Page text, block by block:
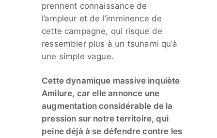
prennent connaissance de
l’ampleur et de l’imminence de
cette campagne, qui risque de
ressembler plus à un tsunami qu’à
une simple vague.
Cette dynamique massive inquiète
Amilure, car elle annonce une
augmentation considérable de la
pression sur notre territoire, qui
peine déjà à se défendre contre les